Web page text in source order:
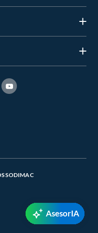
SODIMAC
AsesorIA